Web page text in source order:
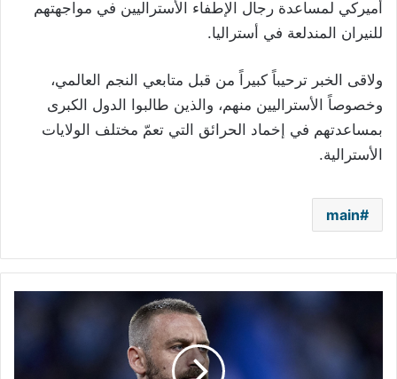
أميركي لمساعدة رجال الإطفاء الأستراليين في مواجهتهم
للنيران المندلعة في أستراليا.
ولاقى الخبر ترحيباً كبيراً من قبل متابعي النجم العالمي،
وخصوصاً الأستراليين منهم، والذين طالبوا الدول الكبرى
بمساعدتهم في إخماد الحرائق التي تعمّ مختلف الولايات
الأسترالية.
main